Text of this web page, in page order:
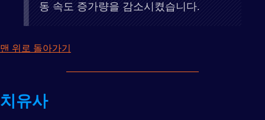
동 속도 증가량을 감소시켰습니다.
맨 위로 돌아가기
치유사